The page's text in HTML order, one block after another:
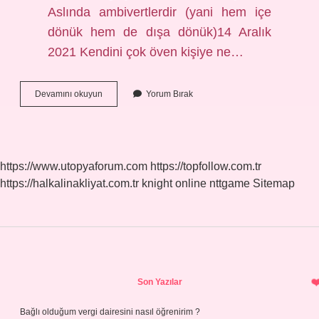
Aslında ambivertlerdir (yani hem içe
dönük hem de dışa dönük)14 Aralık
2021 Kendini çok öven kişiye ne…
Devamını okuyun
Istediği
Denir
Yorum Bırak
https://www.utopyaforum.com https://topfollow.com.tr
https://halkalinakliyat.com.tr knight online nttgame Sitemap
Son Yazılar
Bağlı olduğum vergi dairesini nasıl öğrenirim ?